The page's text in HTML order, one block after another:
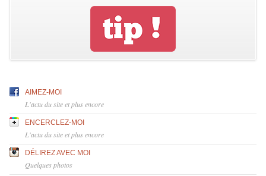
AIMEZ-MOI
L'actu du site et plus encore
ENCERCLEZ-MOI
L'actu du site et plus encore
DÉLIREZ AVEC MOI
Quelques photos